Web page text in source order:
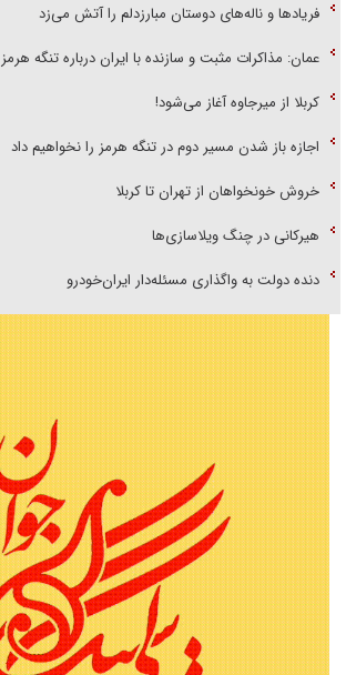
فریاد‌ها و ناله‌های دوستان مبارزدلم را آتش می‌زد
عمان: مذاکرات مثبت و سازنده با ایران درباره تنگه هرمز
کربلا از میرجاوه آغاز می‌شود!
اجازه باز شدن مسیر دوم در تنگه هرمز را نخواهیم داد
خروش خونخواهان از تهران تا کربلا
هیرکانی در چنگ ویلاسازی‌ها
دنده دولت به واگذاری مسئله‌دار ایران‌خودرو